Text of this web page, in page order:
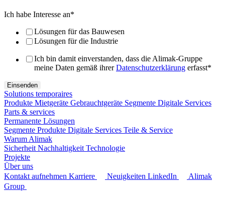
Ich habe Interesse an*
Lösungen für das Bauwesen
Lösungen für die Industrie
Ich bin damit einverstanden, dass die Alimak-Gruppe
meine Daten gemäß ihrerDatenschutzerklärung erfasst*
Solutions temporaires
Produkte Mietgeräte Gebrauchtgeräte Segmente Digitale Services
Parts & services
Permanente Lösungen
Segmente Produkte Digitale Services Teile & Service
Warum Alimak
Sicherheit Nachhaltigkeit Technologie
Projekte
Über uns
Kontakt aufnehmen Karriere Neuigkeiten LinkedIn
Alimak
Group